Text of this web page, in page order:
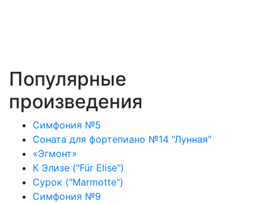
Популярные
произведения
Симфония №5
Соната для фортепиано №14 "Лунная"
«Эгмонт»
К Элизе ("Für Elise")
Сурок ("Marmotte")
Симфония №9